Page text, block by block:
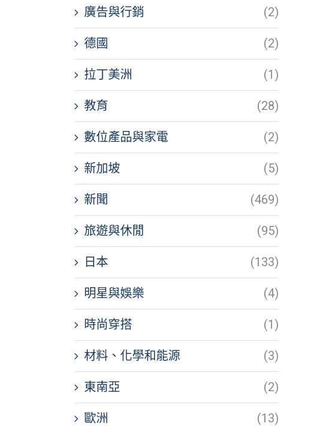
廣告與行銷 (2)
德國 (2)
拉丁美洲 (1)
教育 (28)
數位產品與家電 (2)
新加坡 (5)
新聞 (469)
旅遊與休閒 (95)
日本 (133)
明星與娛樂 (4)
時尚穿搭 (1)
材料、化學和能源 (3)
東南亞 (2)
歐洲 (13)